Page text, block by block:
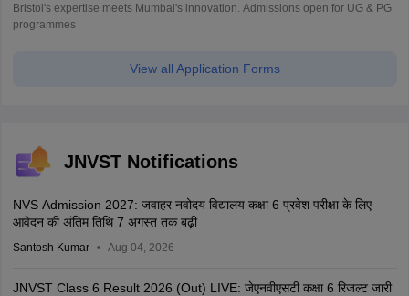
Bristol's expertise meets Mumbai's innovation. Admissions open for UG & PG
programmes
View all Application Forms
JNVST Notifications
NVS Admission 2027: जवाहर नवोदय विद्यालय कक्षा 6 प्रवेश परीक्षा के लिए
आवेदन की अंतिम तिथि 7 अगस्त तक बढ़ी
Santosh Kumar Aug 04, 2026
JNVST Class 6 Result 2026 (Out) LIVE: जेएनवीएसटी कक्षा 6 रिजल्ट जारी